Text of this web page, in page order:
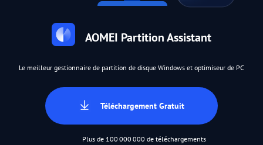
AOMEI Partition Assistant
Le meilleur gestionnaire de partition de disque Windows et optimiseur de PC
Téléchargement Gratuit
Plus de 100 000 000 de téléchargements